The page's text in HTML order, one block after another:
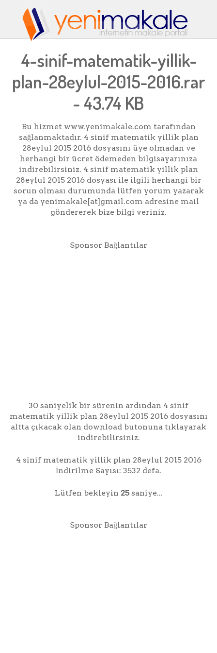
4-sinif-matematik-yillik-
plan-28eylul-2015-2016.rar
- 43.74 KB
Bu hizmet www.yenimakale.com tarafından
sağlanmaktadır. 4 sinif matematik yillik plan
28eylul 2015 2016 dosyasını üye olmadan ve
herhangi bir ücret ödemeden bilgisayarınıza
indirebilirsiniz. 4 sinif matematik yillik plan
28eylul 2015 2016 dosyası ile ilgili herhangi bir
sorun olması durumunda lütfen yorum yazarak
ya da yenimakale[at]gmail.com adresine mail
göndererek bize bilgi veriniz.
Sponsor Bağlantılar
30 saniyelik bir sürenin ardından 4 sinif
matematik yillik plan 28eylul 2015 2016 dosyasını
altta çıkacak olan download butonuna tıklayarak
indirebilirsiniz.
4 sinif matematik yillik plan 28eylul 2015 2016
İndirilme Sayısı: 3532 defa.
Lütfen bekleyin 25saniye...
Sponsor Bağlantılar